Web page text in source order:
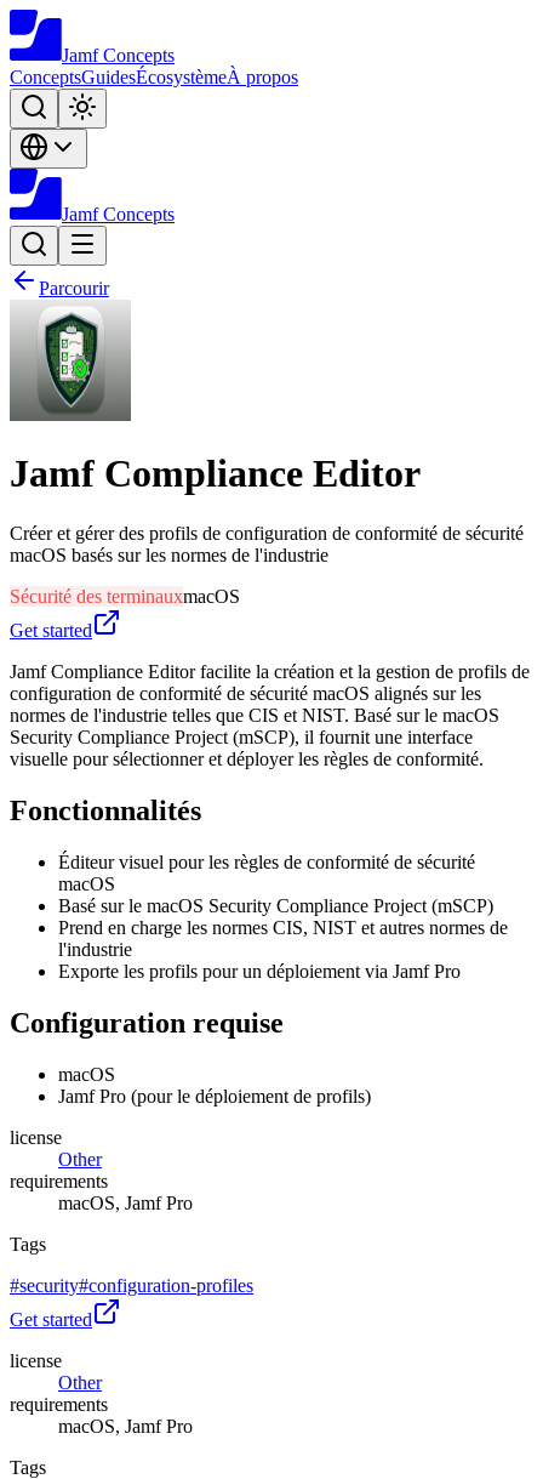
Jamf Concepts
ConceptsGuidesÉcosystèmeÀ propos
Jamf Concepts
Parcourir
Jamf Compliance Editor
Créer et gérer des profils de configuration de conformité de sécurité
macOS basés sur les normes de l'industrie
Sécurité des terminauxmacOS
Get started
Jamf Compliance Editor facilite la création et la gestion de profils de
configuration de conformité de sécurité macOS alignés sur les
normes de l'industrie telles que CIS et NIST. Basé sur le macOS
Security Compliance Project (mSCP), il fournit une interface
visuelle pour sélectionner et déployer les règles de conformité.
Fonctionnalités
Éditeur visuel pour les règles de conformité de sécurité
macOS
Basé sur le macOS Security Compliance Project (mSCP)
Prend en charge les normes CIS, NIST et autres normes de
l'industrie
Exporte les profils pour un déploiement via Jamf Pro
Configuration requise
macOS
Jamf Pro (pour le déploiement de profils)
license
Other
requirements
macOS, Jamf Pro
Tags
#security#configuration-profiles
Get started
license
Other
requirements
macOS, Jamf Pro
Tags